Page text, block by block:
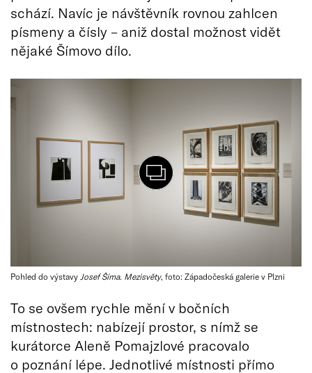
schází. Navíc je návštěvník rovnou zahlcen
písmeny a čísly – aniž dostal možnost vidět
nějaké Šímovo dílo.
Pohled do výstavy Josef Šíma. Mezisvěty, foto: Západočeská galerie v Plzni
To se ovšem rychle mění v bočních
místnostech: nabízejí prostor, s nímž se
kurátorce Aleně Pomajzlové pracovalo
o poznání lépe. Jednotlivé místnosti přímo